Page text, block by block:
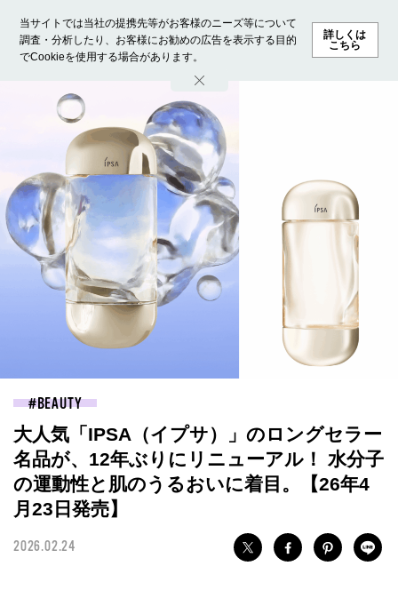
当サイトでは当社の提携先等がお客様のニーズ等について
調査・分析したり、お客様にお勧めの広告を表示する目的
でCookieを使用する場合があります。
詳しくは
こちら
ホーム モデル募集 ランキング ファッション ビューテ
BEAUTY
大人気「IPSA（イプサ）」のロングセラー
名品が、12年ぶりにリニューアル！ 水分子
の運動性と肌のうるおいに着目。【26年4
月23日発売】
2026.02.24